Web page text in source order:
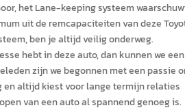
het Lane-keeping systeem
uit de remcapaciteiten van deze
ben je altijd veilig onderweg.
hebt in deze auto, dan kunnen we een
zijn we begonnen met een passie
en altijd kiest voor lange termijn relaties
van een auto al spannend genoeg is.